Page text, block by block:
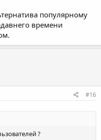
популярному
времени
#16
?